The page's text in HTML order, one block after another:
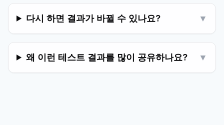
다시 하면 결과가 바뀔 수 있나요? ▼
왜 이런 테스트 결과를 많이 공유하나요? ▼